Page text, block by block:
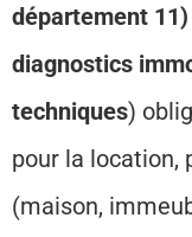
département 11)
diagnostics
techniques)
pour la location,
(maison,